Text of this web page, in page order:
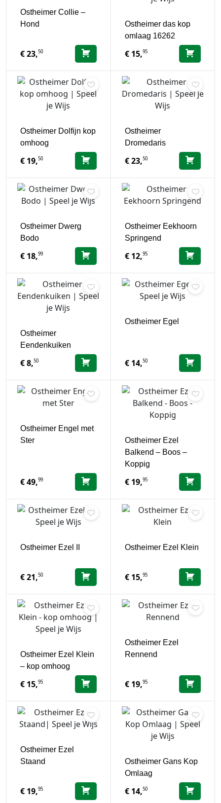
Ostheimer Collie –
Hond
€23,50
Ostheimer das kop
omlaag 16262
€15,95
Ostheimer Dolfijn kop
omhoog
€ 19,50
Ostheimer
Dromedaris
€23,50
Ostheimer Dwerg
Bodo
€ 18,99
Ostheimer Eekhoorn
Springend
€12,95
Ostheimer
Eendenkuiken
€8,50
Ostheimer Egel
€14,50
Ostheimer Engel met
Ster
€49,99
Ostheimer Ezel
Balkend – Boos –
Koppig
€19,95
Ostheimer Ezel II
€21,50
Ostheimer Ezel Klein
€15,95
Ostheimer Ezel Klein
– kop omhoog
€ 15,95
Ostheimer Ezel
Rennend
€19,95
Ostheimer Ezel
Staand
€ 19,95
Ostheimer Gans Kop
Omlaag
€14,50